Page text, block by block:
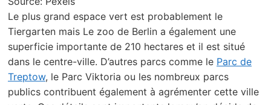
Le plus grand espace vert est probablement le
Tiergarten mais Le zoo de Berlin a également une
superficie importante de 210 hectares et il est situé
dans le centre-ville. D’autres parcs comme le Parc de
Treptow, le Parc Viktoria ou les nombreux parcs
publics contribuent également à agrémenter cette ville